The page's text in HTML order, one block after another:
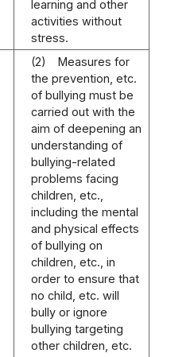
learning and other
activities without
stress.
(2)
Measures for
the prevention, etc.
of bullying must be
carried out with the
aim of deepening an
understanding of
bullying-related
problems facing
children, etc.,
including the mental
and physical effects
of bullying on
children, etc., in
order to ensure that
no child, etc. will
bully or ignore
bullying targeting
other children, etc.